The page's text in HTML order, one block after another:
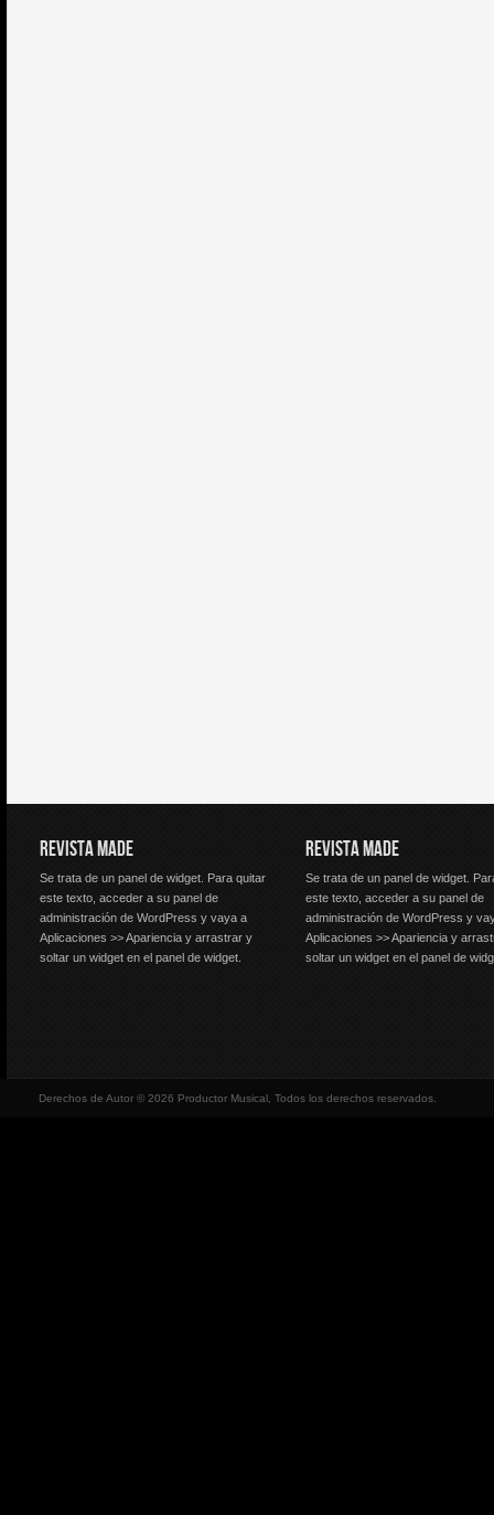
REVISTA MADE
Se trata de un panel de widget. Para quitar
este texto, acceder a su panel de
administración de WordPress y vaya a
Aplicaciones >> Apariencia y arrastrar y
soltar un widget en el panel de widget.
REVISTA MADE
Se trata de un panel de widget.
este texto, acceder a su panel de
administración de WordPress y
Aplicaciones >> Apariencia y
soltar un widget en el panel de
Derechos de Autor © 2026 Productor Musical, Todos los derechos reservados.